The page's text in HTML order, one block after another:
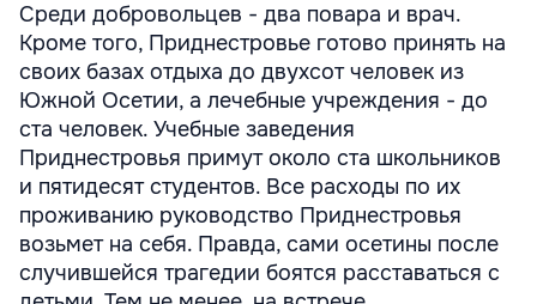
Среди добровольцев - два повара и врач.
Кроме того, Приднестровье готово принять на
своих базах отдыха до двухсот человек из
Южной Осетии, а лечебные учреждения - до
ста человек. Учебные заведения
Приднестровья примут около ста школьников
и пятидесят студентов. Все расходы по их
проживанию руководство Приднестровья
возьмет на себя. Правда, сами осетины после
случившейся трагедии боятся расставаться с